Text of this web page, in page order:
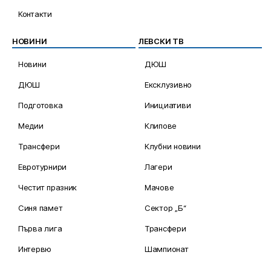
Контакти
НОВИНИ
Новини
ДЮШ
Подготовка
Медии
Трансфери
Евротурнири
Честит празник
Синя памет
Първа лига
Интервю
ЛЕВСКИ ТВ
ДЮШ
Ексклузивно
Инициативи
Клипове
Клубни новини
Лагери
Мачове
Сектор „Б“
Трансфери
Шампионат